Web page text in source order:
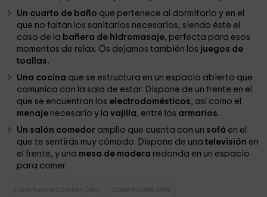
Un cuarto de baño que pertenece al dormitorio y en el
que no faltan los sanitarios necesarios, siendo éste el
caso de la bañera de hidromasaje, perfecta para esos
momentos de relax. Os dejamos también los juegos de
toallas.
Una cocina que se estructura en un espacio abierto que
comunica con la sala de estar. Dispone de un frente en el
que se encuentran los electrodomésticos, así como el
menaje necesario y lavajilla, entre los armarios.
Un salón comedor amplio que cuenta con un sofá en el
que te sentirás muy cómodo. Dispone de unatelevisión en
el frente, y una mesa de madera redonda en un espacio
para comer.
Casas Rurales Castilla y León Casas Rurales Ávila